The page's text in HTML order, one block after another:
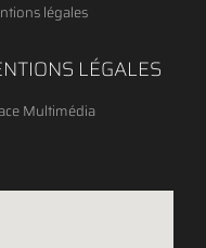
légales
LÉGALES
Multimédia